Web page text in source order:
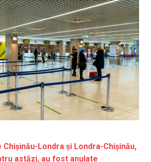
Londra și Londra-Chișinău,
astăzi, au fost anulate